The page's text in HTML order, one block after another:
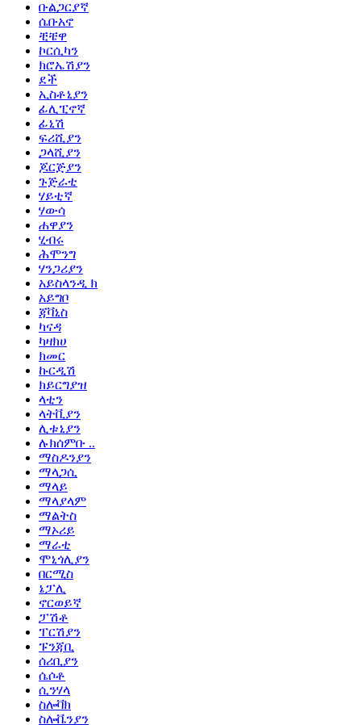
ቡልጋርያኛ
ሴቡአኖ
ቺቼዋ
ኮርሲካን
ክሮኤሽያን
ደች
ኢስቶኒያን
ፊሊፒኖኛ
ፊኒሽ
ፍሪሺያን
ጋላሺያን
ጆርጅያን
ጉጅራቲ
ሃይቲኛ
ሃውሳ
ሐዋያን
ሂብሩ
ሕሞንግ
ሃንጋሪያን
አይስላንዲ ክ
አይግቦ
ጃቫኒስ
ካናዳ
ካዛክሀ
ክመር
ኩርዲሽ
ክይርግያዝ
ላቲን
ላትቪያን
ሊቱኒያን
ሉክሰምቡ ..
ማስዶንያን
ማላጋሲ
ማላይ
ማላያላም
ማልትስ
ማኦሪይ
ማራቲ
ሞኒጎሊያን
በርሚስ
ኔፓሊ
ኖርወይኛ
ፓሽቶ
ፐርሽያን
ፑንጃቢ
ሰሪቢያን
ሴሶቶ
ሲንሃላ
ስሎቫክ
ስሎቬንያን